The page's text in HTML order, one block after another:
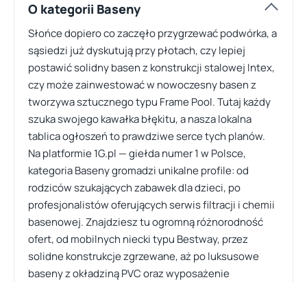
O kategorii Baseny
Słońce dopiero co zaczęło przygrzewać podwórka, a
sąsiedzi już dyskutują przy płotach, czy lepiej
postawić solidny basen z konstrukcji stalowej Intex,
czy może zainwestować w nowoczesny basen z
tworzywa sztucznego typu Frame Pool. Tutaj każdy
szuka swojego kawałka błękitu, a nasza lokalna
tablica ogłoszeń to prawdziwe serce tych planów.
Na platformie 1G.pl — giełda numer 1 w Polsce,
kategoria Baseny gromadzi unikalne profile: od
rodziców szukających zabawek dla dzieci, po
profesjonalistów oferujących serwis filtracji i chemii
basenowej. Znajdziesz tu ogromną różnorodność
ofert, od mobilnych niecki typu Bestway, przez
solidne konstrukcje zgrzewane, aż po luksusowe
baseny z okładziną PVC oraz wyposażenie